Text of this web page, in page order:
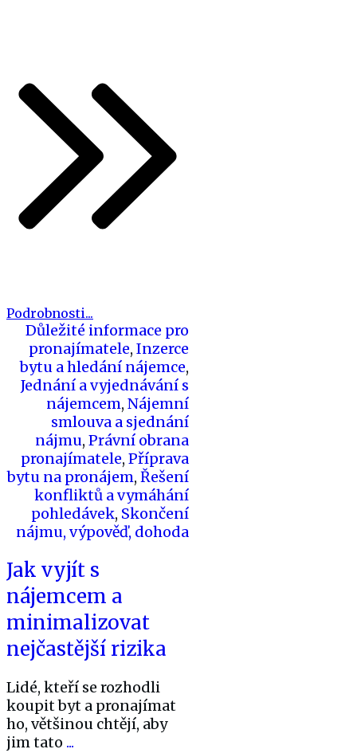
Podrobnosti...
Důležité informace pro
pronajímatele, Inzerce
bytu a hledání nájemce,
Jednání a vyjednávání s
nájemcem, Nájemní
smlouva a sjednání
nájmu, Právní obrana
pronajímatele, Příprava
bytu na pronájem, Řešení
konfliktů a vymáhání
pohledávek, Skončení
nájmu, výpověď, dohoda
Jak vyjít s
nájemcem a
minimalizovat
nejčastější rizika
Lidé, kteří se rozhodli
koupit byt a pronajímat
ho, většinou chtějí, aby
jim tato ...